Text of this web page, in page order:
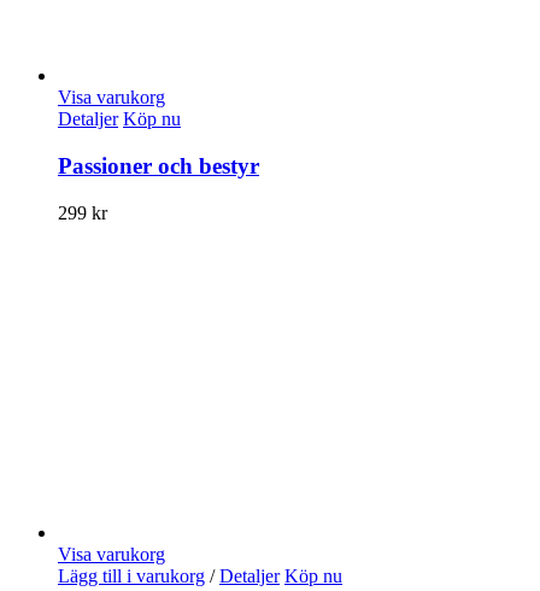
Visa varukorg
Detaljer Köp nu
Passioner och bestyr
299 kr
Visa varukorg
Lägg till i varukorg / Detaljer Köp nu